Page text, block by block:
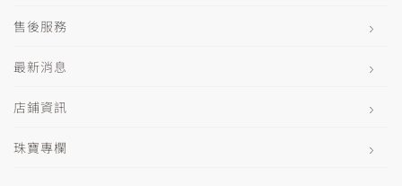
售後服務
最新消息
店鋪資訊
珠寶專欄